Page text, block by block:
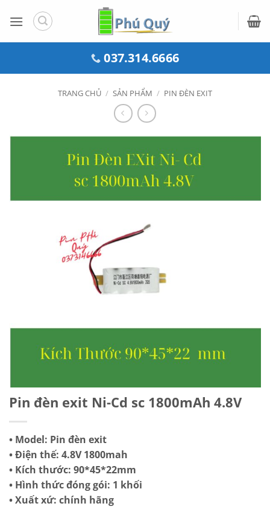
qua
037.314.6666
TRANG CHỦ / SẢN PHẨM / PIN ĐÈN EXIT
Pin đèn exit Ni-Cd sc 1800mAh 4.8V
• Model: Pin đèn exit
• Điện thế: 4.8V 1800mah
• Kích thước: 90*45*22mm
• Hình thức đóng gói: 1 khối
• Xuất xứ: chính hãng